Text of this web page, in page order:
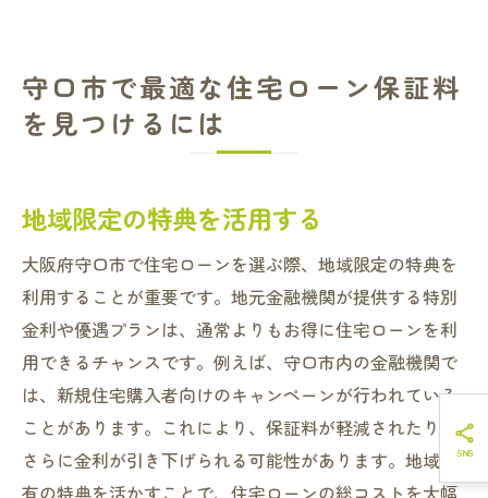
守口市で最適な住宅ローン保証料
を見つけるには
地域限定の特典を活用する
大阪府守口市で住宅ローンを選ぶ際、地域限定の特典を
利用することが重要です。地元金融機関が提供する特別
金利や優遇プランは、通常よりもお得に住宅ローンを利
用できるチャンスです。例えば、守口市内の金融機関で
は、新規住宅購入者向けのキャンペーンが行われている
ことがあります。これにより、保証料が軽減されたり、
さらに金利が引き下げられる可能性があります。地域特
有の特典を活かすことで、住宅ローンの総コストを大幅